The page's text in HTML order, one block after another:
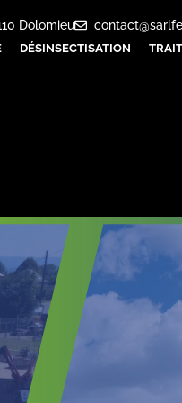
Dolomieu
DÉSINSECTISATION